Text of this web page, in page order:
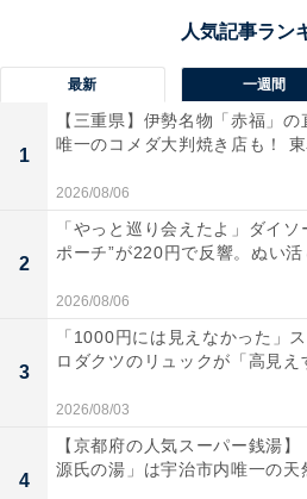
最新 一週間
1
【三重県】伊勢名物「赤福」
唯一のコメダ大判焼き店も！ 東
2026/08/06
2
「やっと巡り会えたよ」ダイソ
ポーチ”が220円で反響。ぬい活
2026/08/06
3
「1000円には見えなかった」
ロダクツのリュックが「高見え
2026/08/03
4
【京都府の人気スーパー銭湯
源氏の湯」は宇治市内唯一の天